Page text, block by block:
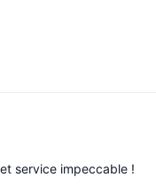
service impeccable !